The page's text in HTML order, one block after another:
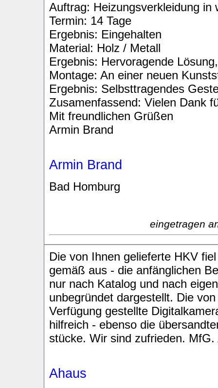
Auftrag: Heizungsverkleidung in
Termin: 14 Tage
Ergebnis: Eingehalten
Material: Holz / Metall
Ergebnis: Hervoragende
Montage: An einer neuen
Ergebnis: Selbsttragendes
Zusamenfassend: Vielen Dank
Mit freundlichen Grüßen
Armin Brand
Armin Brand
Bad Homburg
eingetragen
Die von Ihnen gelieferte HKV
gemäß aus - die anfänglichen
nur nach Katalog und nach
unbegründet dargestellt. Die
Verfügung gestellte
hilfreich - ebenso die
stücke. Wir sind zufrieden. MfG.
Ahaus